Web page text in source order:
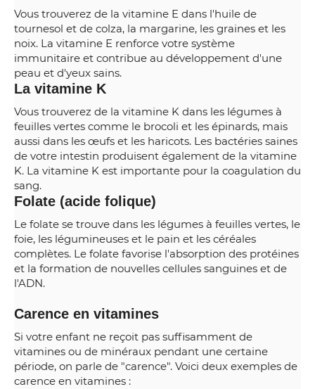
Vous trouverez de la vitamine E dans l'huile de
tournesol et de colza, la margarine, les graines et les
noix. La vitamine E renforce votre système
immunitaire et contribue au développement d'une
peau et d'yeux sains.
La vitamine K
Vous trouverez de la vitamine K dans les légumes à
feuilles vertes comme le brocoli et les épinards, mais
aussi dans les œufs et les haricots. Les bactéries saines
de votre intestin produisent également de la vitamine
K. La vitamine K est importante pour la coagulation du
sang.
Folate (acide folique)
Le folate se trouve dans les légumes à feuilles vertes, le
foie, les légumineuses et le pain et les céréales
complètes. Le folate favorise l'absorption des protéines
et la formation de nouvelles cellules sanguines et de
l'ADN.
Carence en vitamines
Si votre enfant ne reçoit pas suffisamment de
vitamines ou de minéraux pendant une certaine
période, on parle de "carence". Voici deux exemples de
carence en vitamines :